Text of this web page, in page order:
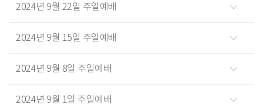
2024년 9월 22일 주일예배
2024년 9월 15일 주일예배
2024년 9월 8일 주일예배
2024년 9월 1일 주일예배